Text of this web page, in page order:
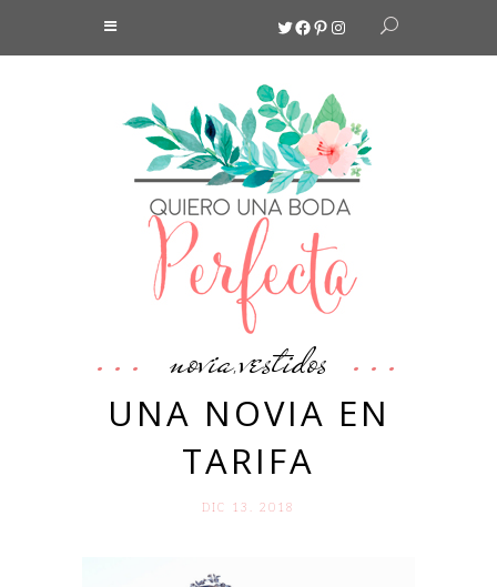
Twitter
Facebook
Pinterest
Instagram
novia,vestidos
UNA NOVIA EN
TARIFA
DIC 13. 2018